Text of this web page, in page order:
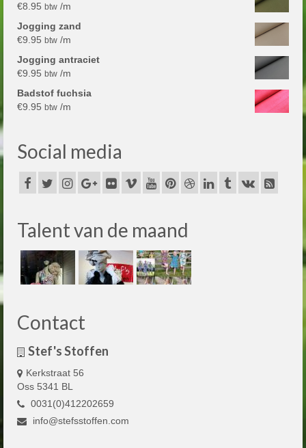
€8.95 btw /m
Jogging zand
€9.95 btw /m
Jogging antraciet
€9.95 btw /m
Badstof fuchsia
€9.95 btw /m
Social media
Talent van de maand
Contact
Stef's Stoffen
Kerkstraat 56
Oss 5341 BL
0031(0)412202659
info@stefsstoffen.com